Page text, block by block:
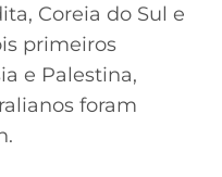
Coreia do Sul e
primeiros
e Palestina,
foram